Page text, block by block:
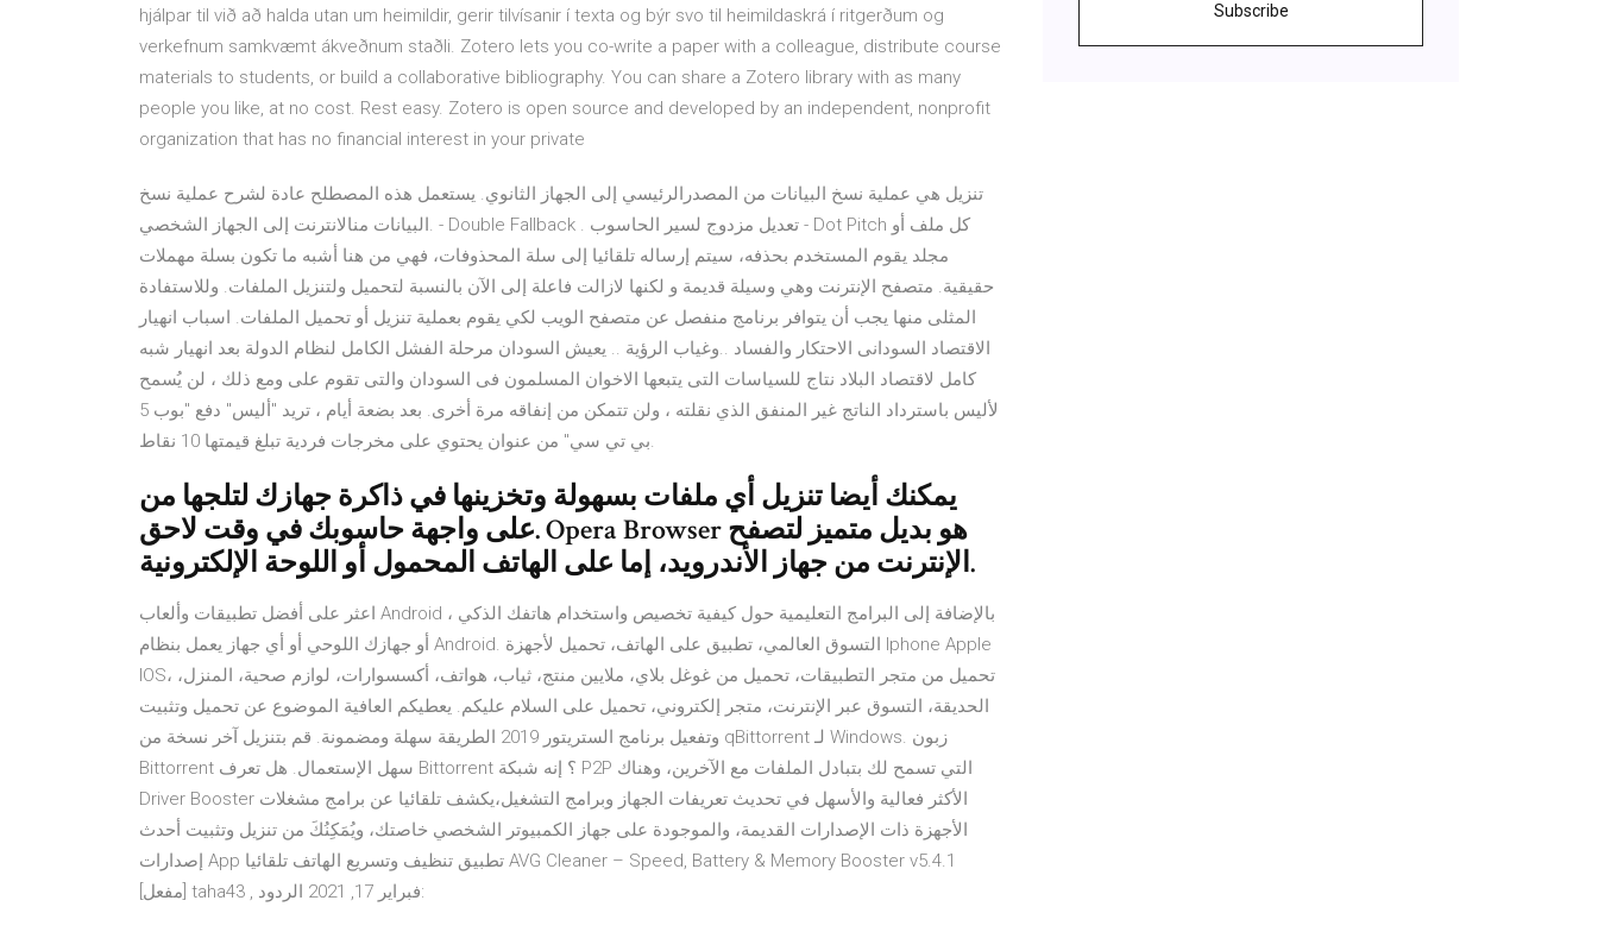
hjálpar til við að halda utan um heimildir, gerir tilvísanir í texta og býr svo til heimildaskrá í ritgerðum og
verkefnum samkvæmt ákveðnum staðli. Zotero lets you co-write a paper with a colleague, distribute course
materials to students, or build a collaborative bibliography. You can share a Zotero library with as many
people you like, at no cost. Rest easy. Zotero is open source and developed by an independent, nonprofit
organization that has no financial interest in your private
تنزيل هي عملية نسخ البيانات من المصدرالرئيسي إلى الجهاز الثانوي. يستعمل هذه المصطلح عادة لشرح عملية نسخ
البيانات منالانترنت إلى الجهاز الشخصي. - Double Fallback . تعديل مزدوج لسير الحاسوب - Dot Pitch كل ملف أو
مجلد يقوم المستخدم بحذفه، سيتم إرساله تلقائيا إلى سلة المحذوفات، فهي من هنا أشبه ما تكون بسلة مهملات
حقيقية. متصفح الإنترنت وهي وسيلة قديمة و لكنها لازالت فاعلة إلى الآن بالنسبة لتحميل ولتنزيل الملفات. وللاستفادة
المثلى منها يجب أن يتوافر برنامج منفصل عن متصفح الويب لكي يقوم بعملية تنزيل أو تحميل الملفات. اسباب انهيار
الاقتصاد السودانى الاحتكار والفساد ..وغياب الرؤية .. يعيش السودان مرحلة الفشل الكامل لنظام الدولة بعد انهيار شبه
كامل لاقتصاد البلاد نتاج للسياسات التى يتبعها الاخوان المسلمون فى السودان والتى تقوم على ومع ذلك ، لن يُسمح
لأليس باسترداد الناتج غير المنفق الذي نقلته ، ولن تتمكن من إنفاقه مرة أخرى. بعد بضعة أيام ، تريد "أليس" دفع "بوب 5
بي تي سي" من عنوان يحتوي على مخرجات فردية تبلغ قيمتها 10 نقاط.
يمكنك أيضا تنزيل أي ملفات بسهولة وتخزينها في ذاكرة جهازك لتلجها من
على واجهة حاسوبك في وقت لاحق. Opera Browser هو بديل متميز لتصفح
الإنترنت من جهاز الأندرويد، إما على الهاتف المحمول أو اللوحة الإلكترونية.
اعثر على أفضل تطبيقات وألعاب Android ، بالإضافة إلى البرامج التعليمية حول كيفية تخصيص واستخدام هاتفك الذكي
أو جهازك اللوحي أو أي جهاز يعمل بنظام Android. التسوق العالمي، تطبيق على الهاتف، تحميل لأجهزة Iphone Apple
IOS، تحميل من متجر التطبيقات، تحميل من غوغل بلاي، ملایین منتج، ثياب، هواتف، أكسسوارات، لوازم صحية، المنزل،
الحديقة، التسوق عبر الإنترنت، متجر إلكتروني، تحميل على السلام عليكم. يعطيكم العافية الموضوع عن تحميل وتثبيت
وتفعيل برنامج الستريتور 2019 الطريقة سهلة ومضمونة. قم بتنزيل آخر نسخة من qBittorrent لـ Windows. زبون
Bittorrent سهل الإستعمال. هل تعرف Bittorrent ؟ إنه شبكة P2P التي تسمح لك بتبادل الملفات مع الآخرين، وهناك
Driver Booster الأكثر فعالية والأسهل في تحديث تعريفات الجهاز وبرامج التشغيل،يكشف تلقائيا عن برامج مشغلات
الأجهزة ذات الإصدارات القديمة، والموجودة على جهاز الكمبيوتر الشخصي خاصتك، ويُمَكِنُكَ من تنزيل وتثبيت أحدث
إصدارات App تطبيق تنظيف وتسريع الهاتف تلقائيا AVG Cleaner – Speed, Battery & Memory Booster v5.4.1
[مفعل] taha43 , ‏فبراير 17, 2021 الردود:
Subscribe